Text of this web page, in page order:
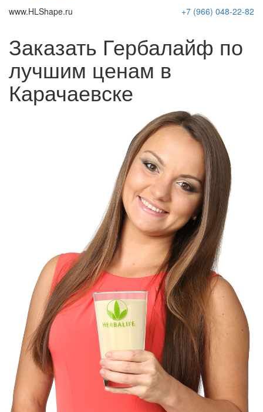
www.HLShape.ru +7 (966) 048-22-82
Заказать Гербалайф по
лучшим ценам в
Карачаевске